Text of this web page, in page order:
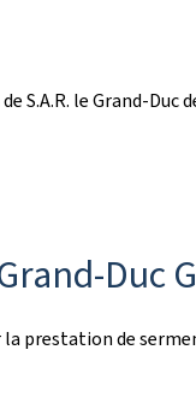
le Grand-
Duc
prestation de